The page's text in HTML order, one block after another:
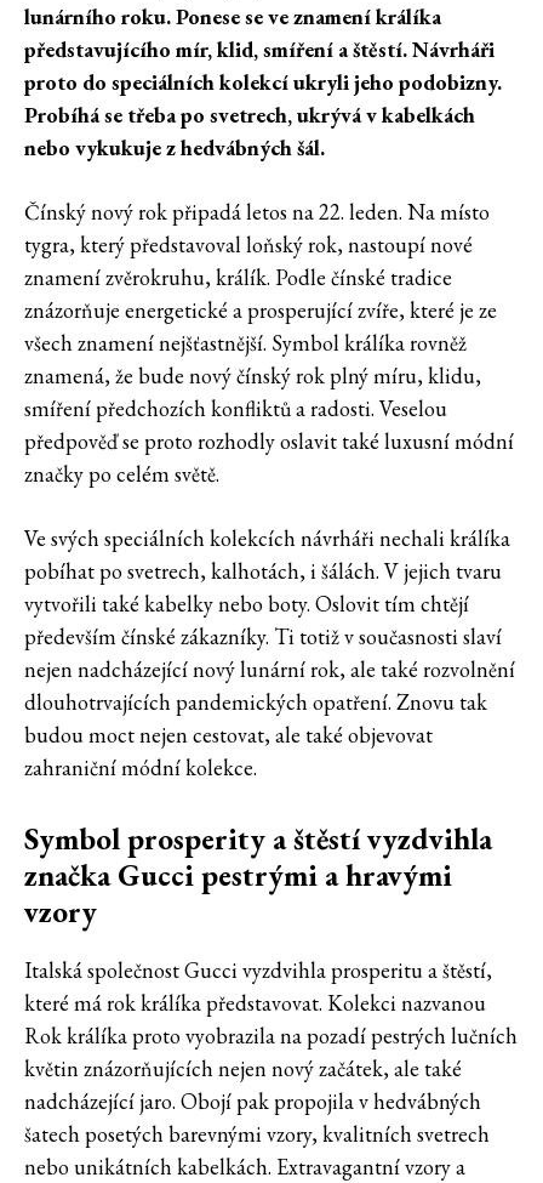
lunárního roku. Ponese se ve znamení králíka
představujícího mír, klid, smíření a štěstí. Návrháři
proto do speciálních kolekcí ukryli jeho podobizny.
Probíhá se třeba po svetrech, ukrývá v kabelkách
nebo vykukuje z hedvábných šál.
Čínský nový rok připadá letos na 22. leden. Na místo
tygra, který představoval loňský rok, nastoupí nové
znamení zvěrokruhu, králík. Podle čínské tradice
znázorňuje energetické a prosperující zvíře, které je ze
všech znamení nejšťastnější. Symbol králíka rovněž
znamená, že bude nový čínský rok plný míru, klidu,
smíření předchozích konfliktů a radosti. Veselou
předpověď se proto rozhodly oslavit také luxusní módní
značky po celém světě.
Ve svých speciálních kolekcích návrháři nechali králíka
pobíhat po svetrech, kalhotách, i šálách. V jejich tvaru
vytvořili také kabelky nebo boty. Oslovit tím chtějí
především čínské zákazníky. Ti totiž v současnosti slaví
nejen nadcházející nový lunární rok, ale také rozvolnění
dlouhotrvajících pandemických opatření. Znovu tak
budou moct nejen cestovat, ale také objevovat
zahraniční módní kolekce.
Symbol prosperity a štěstí vyzdvihla
značka Gucci pestrými a hravými
vzory
Italská společnost Gucci vyzdvihla prosperitu a štěstí,
které má rok králíka představovat. Kolekci nazvanou
Rok králíka proto vyobrazila na pozadí pestrých lučních
květin znázorňujících nejen nový začátek, ale také
nadcházející jaro. Obojí pak propojila v hedvábných
šatech posetých barevnými vzory, kvalitních svetrech
nebo unikátních kabelkách. Extravagantní vzory a